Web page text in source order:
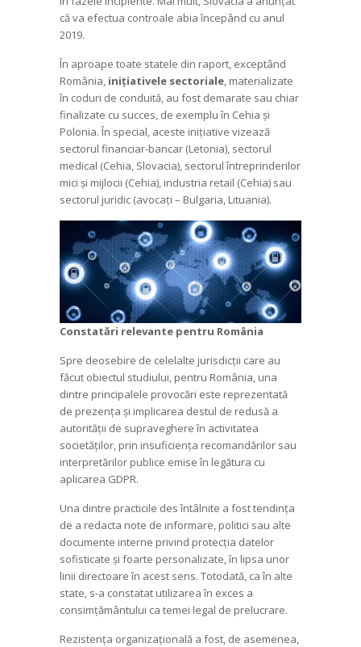
că va efectua controale abia începând cu anul
2019.
În aproape toate statele din raport, exceptând
România, inițiativele sectoriale, materializate
în coduri de conduită, au fost demarate sau chiar
finalizate cu succes, de exemplu în Cehia și
Polonia. În special, aceste inițiative vizează
sectorul financiar-bancar (Letonia), sectorul
medical (Cehia, Slovacia), sectorul întreprinderilor
mici și mijlocii (Cehia), industria retail (Cehia) sau
sectorul juridic (avocați – Bulgaria, Lituania).
Constatări relevante pentru România
Spre deosebire de celelalte jurisdicții care au
făcut obiectul studiului, pentru România, una
dintre principalele provocări este reprezentată
de prezența și implicarea destul de redusă a
autorității de supraveghere în activitatea
societăților, prin insuficiența recomandărilor sau
interpretărilor publice emise în legătura cu
aplicarea GDPR.
Una dintre practicile des întâlnite a fost tendința
de a redacta note de informare, politici sau alte
documente interne privind protecția datelor
sofisticate și foarte personalizate, în lipsa unor
linii directoare în acest sens. Totodată, ca în alte
state, s-a constatat utilizarea în exces a
consimțământului ca temei legal de prelucrare.
Rezistența organizațională a fost, de asemenea,